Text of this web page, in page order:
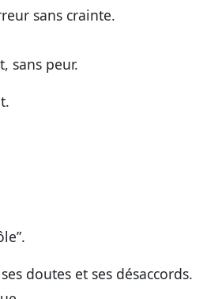
sans crainte.
sans peur.
doutes et ses désaccords.